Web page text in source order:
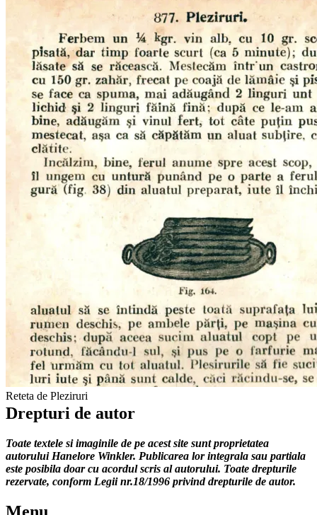
Reteta de Pleziruri
Drepturi de autor
Toate textele si imaginile de pe acest site sunt proprietatea
autorului Hanelore Winkler. Publicarea lor integrala sau partiala
este posibila doar cu acordul scris al autorului. Toate drepturile
rezervate, conform Legii nr.18/1996 privind drepturile de autor.